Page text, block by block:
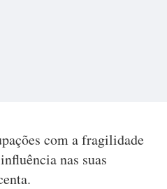
com a fragilidade
nas suas